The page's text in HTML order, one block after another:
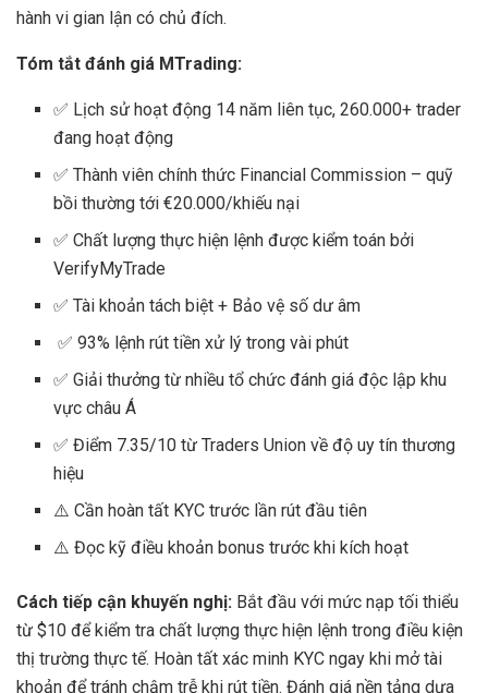
hành vi gian lận có chủ đích.
Tóm tắt đánh giá MTrading:
✅ Lịch sử hoạt động 14 năm liên tục, 260.000+ trader
đang hoạt động
✅ Thành viên chính thức Financial Commission – quỹ
bồi thường tới €20.000/khiếu nại
✅ Chất lượng thực hiện lệnh được kiểm toán bởi
VerifyMyTrade
✅ Tài khoản tách biệt + Bảo vệ số dư âm
✅ 93% lệnh rút tiền xử lý trong vài phút
✅ Giải thưởng từ nhiều tổ chức đánh giá độc lập khu
vực châu Á
✅ Điểm 7.35/10 từ Traders Union về độ uy tín thương
hiệu
⚠️ Cần hoàn tất KYC trước lần rút đầu tiên
⚠️ Đọc kỹ điều khoản bonus trước khi kích hoạt
Cách tiếp cận khuyến nghị: Bắt đầu với mức nạp tối thiểu
từ $10 để kiểm tra chất lượng thực hiện lệnh trong điều kiện
thị trường thực tế. Hoàn tất xác minh KYC ngay khi mở tài
khoản để tránh chậm trễ khi rút tiền. Đánh giá nền tảng dựa